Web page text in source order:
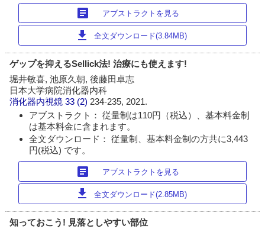
article アブストラクトを見る
download 全文ダウンロード(3.84MB)
ゲップを抑えるSellick法! 治療にも使えます!
堀井敏喜, 池原久朝, 後藤田卓志
日本大学病院消化器内科
消化器内視鏡 33 (2)234-235, 2021.
アブストラクト： 従量制は110円（税込）、基本料金制
は基本料金に含まれます。
全文ダウンロード： 従量制、基本料金制の方共に3,443
円(税込) です。
article アブストラクトを見る
download 全文ダウンロード(2.85MB)
知っておこう! 見落としやすい部位